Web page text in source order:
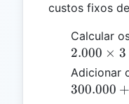
custos fixos
Calcular
2.000 × 3
Adicionar
300.000 +